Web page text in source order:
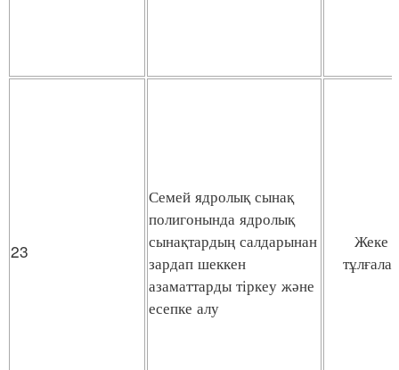
23
Семей ядролық сынақ
полигонында ядролық
сынақтардың салдарынан
зардап шеккен
азаматтарды тіркеу және
есепке алу
Жеке
тұлғалар